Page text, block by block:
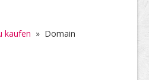
kaufen » Domain